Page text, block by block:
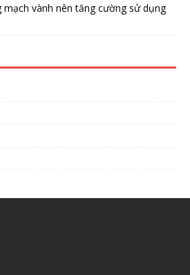
mạch vành nên tăng cường sử dụng